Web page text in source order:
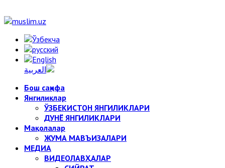
Бош саҳифа
Янгиликлар
ЎЗБЕКИСТОН ЯНГИЛИКЛАРИ
ДУНЁ ЯНГИЛИКЛАРИ
Мақолалар
ЖУМА МАВЪИЗАЛАРИ
МЕДИА
ВИДЕОЛАВҲАЛАР